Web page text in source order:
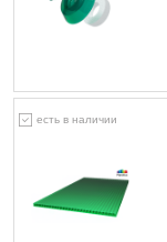
есть в наличии